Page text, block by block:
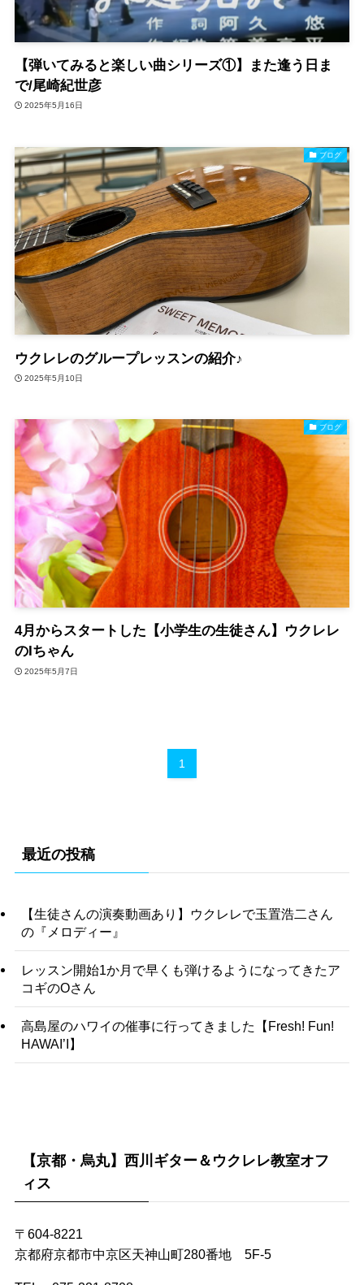
【弾いてみると楽しい曲シリーズ①】また逢う日ま
で/尾崎紀世彦
2025年5月16日
ブログ
ウクレレのグループレッスンの紹介♪
2025年5月10日
ブログ
4月からスタートした【小学生の生徒さん】ウクレレ
のIちゃん
2025年5月7日
1
最近の投稿
【生徒さんの演奏動画あり】ウクレレで玉置浩二さん
の『メロディー』
レッスン開始1か月で早くも弾けるようになってきたア
コギのOさん
高島屋のハワイの催事に行ってきました【Fresh! Fun!
HAWAI’I】
【京都・烏丸】西川ギター＆ウクレレ教室オフ
ィス
〒604-8221
京都府京都市中京区天神山町280番地 5F-5